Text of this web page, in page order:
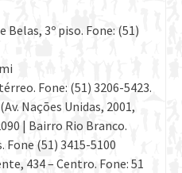
Belas, 3º piso. Fone: (51)
Fone: (51) 3206-5423.
Nações Unidas, 2001,
| Bairro Rio Branco.
Fone (51) 3415-5100
434 – Centro. Fone: 51